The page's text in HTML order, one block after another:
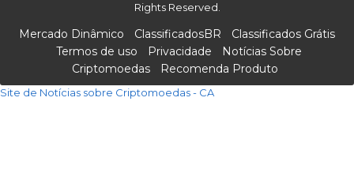
Rights Reserved.
Mercado Dinâmico ClassificadosBR
Classificados Grátis
Termos de uso
Privacidade
Notícias Sobre
Criptomoedas
Recomenda Produto
Site de Notícias sobre Criptomoedas - CA